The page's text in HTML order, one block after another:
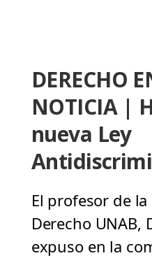
DERECHO
NOTICIA |
nueva Ley
El profesor de
Derecho UNAB,
expuso en la